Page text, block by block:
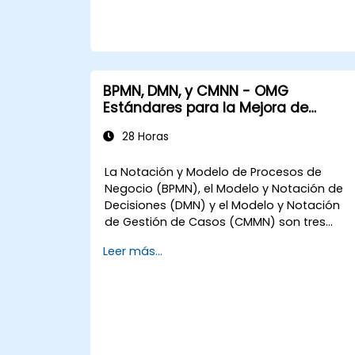
BPMN, DMN, y CMNN - OMG
Estándares para la Mejora de
28 Horas
La Notación y Modelo de Procesos de
Negocio (BPMN), el Modelo y Notación de
Decisiones (DMN) y el Modelo y Notación
de Gestión de Casos (CMMN) son tres
Objetos (OMG) para la modelización de
Leer más...